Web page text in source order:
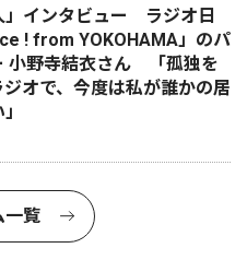
」インタビュー ラジオ日
! from YOKOHAMA」のパ
小野寺結衣さん 「孤独を
オで、今度は私が誰かの居
一覧